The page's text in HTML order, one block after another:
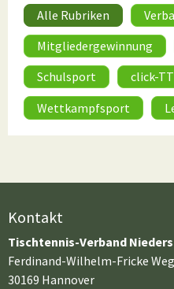
Alle Rubriken
Mitgliedergewinnung
Schulsport
click-TT
Wettkampfsport
Kontakt
Tischtennis-Verband
Ferdinand-Wilhelm-Fricke
30169 Hannover